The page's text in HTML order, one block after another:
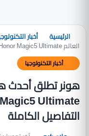
الرئيسية أخبار
العالم Honor Magic5 Ultimate الجديد : إليك التفاصيل الكاملة
أخبار التكنولوجيا
هونر تطلق أحدث
التفاصيل الكاملة